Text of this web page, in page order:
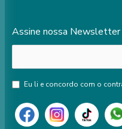
Assine nossa Newsletter
Eu li e concordo com o